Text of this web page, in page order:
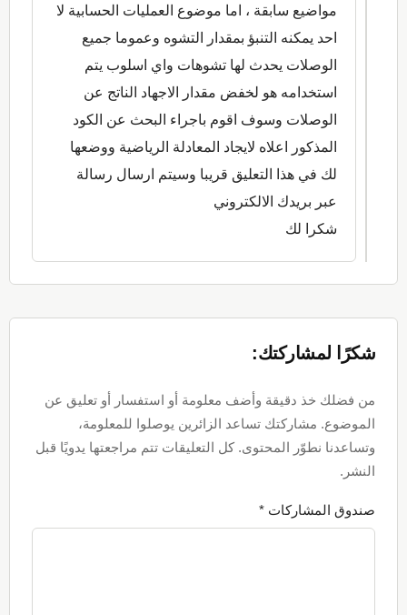
مواضيع سابقة ، اما موضوع العمليات الحسابية لا
احد يمكنه التنبؤ بمقدار التشوه وعموما جميع
الوصلات يحدث لها تشوهات واي اسلوب يتم
استخدامه هو لخفض مقدار الاجهاد الناتج عن
الوصلات وسوف اقوم باجراء البحث عن الكود
المذكور اعلاه لايجاد المعادلة الرياضية ووضعها
لك في هذا التعليق قريبا وسيتم ارسال رسالة
عبر بريدك الالكتروني
شكرا لك
شكرًا لمشاركتك:
من فضلك خذ دقيقة وأضف معلومة أو استفسار أو تعليق عن
الموضوع. مشاركتك تساعد الزائرين يوصلوا للمعلومة،
وتساعدنا نطوّر المحتوى. كل التعليقات تتم مراجعتها يدويًا قبل
النشر.
صندوق المشاركات *